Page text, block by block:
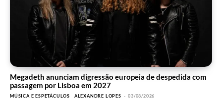
Megadeth anunciam digressão europeia de despedida com
passagem por Lisboa em 2027
MÚSICA E ESPETÁCULOS ALEXANDRE LOPES - 03/08/2026